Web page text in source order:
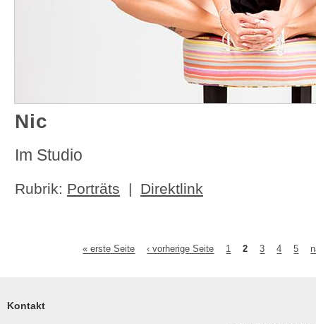
Nic
Im Studio
Rubrik: Porträts | Direktlink
« erste Seite ‹ vorherige Seite 1 2 3 4 5
Kontakt